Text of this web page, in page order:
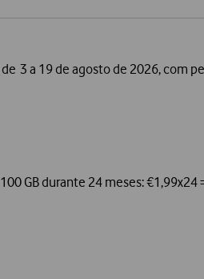
3 a 19 de agosto de 2026, com
GB durante 24 meses: €1,99x24